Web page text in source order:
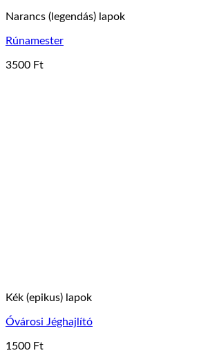
Narancs (legendás) lapok
Rúnamester
3500 Ft
Kék (epikus) lapok
Óvárosi Jéghajlító
1500 Ft